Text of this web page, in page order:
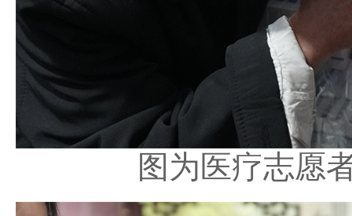
图为医疗志愿